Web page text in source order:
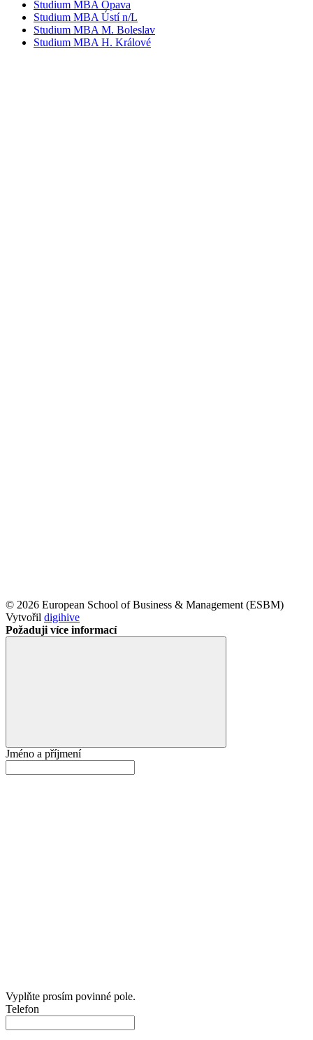
Studium MBA Opava
Studium MBA Ústí n/L
Studium MBA M. Boleslav
Studium MBA H. Králové
© 2026 European School of Business & Management (ESBM)
Vytvořil digihive
Požaduji více informací
Jméno a příjmení
Vyplňte prosím povinné pole.
Telefon